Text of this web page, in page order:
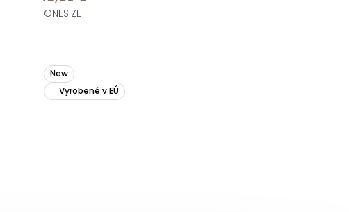
ONESIZE
New
Vyrobené v EÚ